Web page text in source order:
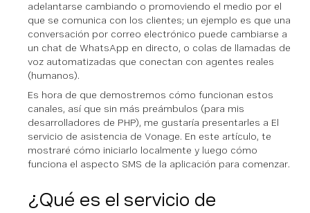
adelantarse cambiando o promoviendo el medio por el
que se comunica con los clientes; un ejemplo es que una
conversación por correo electrónico puede cambiarse a
un chat de WhatsApp en directo, o colas de llamadas de
voz automatizadas que conectan con agentes reales
(humanos).
Es hora de que demostremos cómo funcionan estos
canales, así que sin más preámbulos (para mis
desarrolladores de PHP), me gustaría presentarles a El
servicio de asistencia de Vonage. En este artículo, te
mostraré cómo iniciarlo localmente y luego cómo
funciona el aspecto SMS de la aplicación para comenzar.
¿Qué es el servicio de